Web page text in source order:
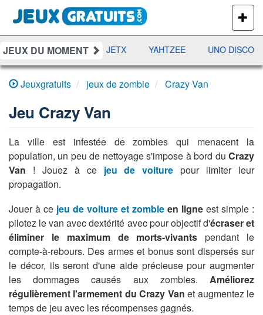
PLUS
DE
JEUX
JEUX DU MOMENT
DAMES RAMI JETX YAHTZEE UNO DISCO
Jeuxgratuits jeux de zombie Crazy Van
Jeu Crazy Van
La ville est infestée de zombies qui menacent la
population, un peu de nettoyage s'impose à bord du Crazy
Van ! Jouez à ce jeu de voiture pour limiter leur
propagation.
Jouer à ce jeu de voiture et zombie en ligne est simple :
pilotez le van avec dextérité avec pour objectif d'écraser et
éliminer le maximum de morts-vivants pendant le
compte-à-rebours. Des armes et bonus sont dispersés sur
le décor, ils seront d'une aide précieuse pour augmenter
les dommages causés aux zombies. Améliorez
régulièrement l'armement du Crazy Van et augmentez le
temps de jeu avec les récompenses gagnés.